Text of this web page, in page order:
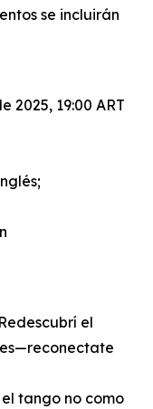
se incluirán
2025, 19:00 ART
el
tango no como